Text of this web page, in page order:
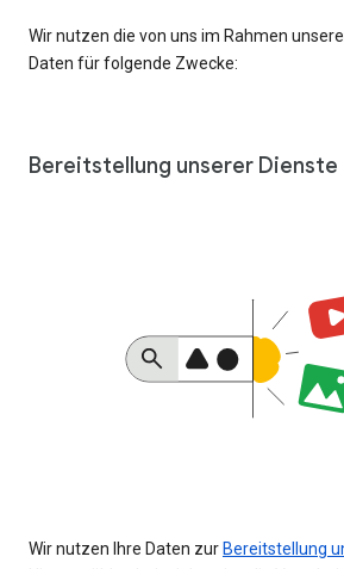
Wir nutzen die von uns im Rahmen
Daten für folgende Zwecke:
Bereitstellung unserer Dienste
Wir nutzen Ihre Daten zur Bereitstellung